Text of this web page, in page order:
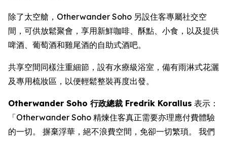
除了太空艙，Otherwander Soho 另設住客專屬社交空
間，可供放鬆聚會，享用新鮮咖啡、酥點、小食，以及提供
啤酒、葡萄酒和雞尾酒的自助式酒吧。
共享空間同樣注重細節，設有水療級浴室，備有雨淋式花灑
及專用梳妝區，以便輕鬆整裝再度出發。
Otherwander Soho 行政總裁 Fredrik Korallus 表示：
「Otherwander Soho 精煉住客真正需要亦理應付費體驗
的一切。 摒棄浮華，絕不浪費空間，免卻一切繁瑣。 我們